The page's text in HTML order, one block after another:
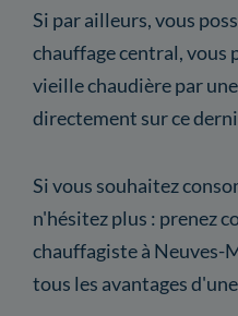
Si par ailleurs, vous
chauffage central, vous
vieille chaudière par
directement sur ce
Si vous souhaitez
n'hésitez plus : prenez
chauffagiste à Neuves-
tous les avantages